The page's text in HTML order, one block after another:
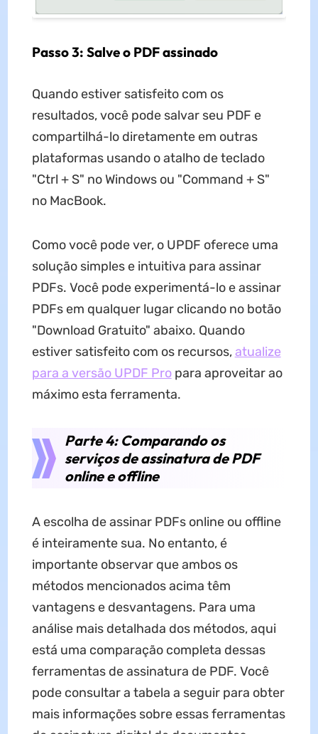
Passo 3: Salve o PDF assinado
Quando estiver satisfeito com os
resultados, você pode salvar seu PDF e
compartilhá-lo diretamente em outras
plataformas usando o atalho de teclado
"Ctrl + S" no Windows ou "Command + S"
no MacBook.
Como você pode ver, o UPDF oferece uma
solução simples e intuitiva para assinar
PDFs. Você pode experimentá-lo e assinar
PDFs em qualquer lugar clicando no botão
"Download Gratuito" abaixo. Quando
estiver satisfeito com os recursos,atualize
para a versão UPDF Propara aproveitar ao
máximo esta ferramenta.
Parte 4: Comparando os
serviços de assinatura de PDF
online e offline
A escolha de assinar PDFs online ou offline
é inteiramente sua. No entanto, é
importante observar que ambos os
métodos mencionados acima têm
vantagens e desvantagens. Para uma
análise mais detalhada dos métodos, aqui
está uma comparação completa dessas
ferramentas de assinatura de PDF. Você
pode consultar a tabela a seguir para obter
mais informações sobre essas ferramentas